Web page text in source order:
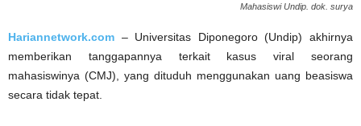
Mahasiswi Undip. dok. surya
Hariannetwork.com – Universitas Diponegoro (Undip) akhirnya
memberikan tanggapannya terkait kasus viral seorang
mahasiswinya (CMJ), yang dituduh menggunakan uang beasiswa
secara tidak tepat.